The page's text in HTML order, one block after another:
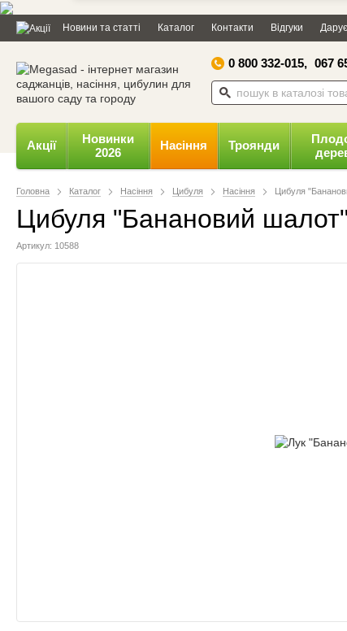
Дозвольте сайту megasad.net
відправляти вам сповіщення на
робочий стіл.
Powered by SendPulse Заборонити
Новини та статті Каталог Контакти Відгуки
0 800 332-015, 067
Акції
Новинки
2026
Насіння Троянди
Головна Каталог Насіння Цибуля Насіння Цибуля
Цибуля "Банановий
Артикул: 10588